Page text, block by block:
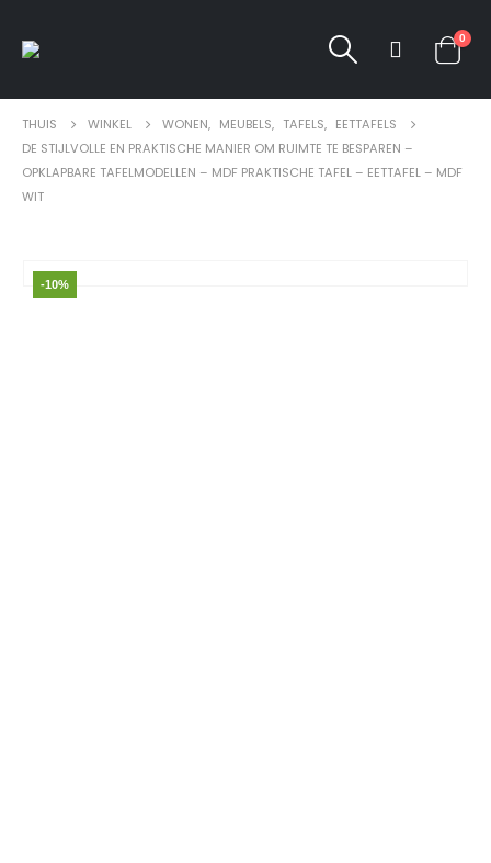
0
THUIS WINKEL WONEN, MEUBELS, TAFELS, EETTAFELS
DE STIJLVOLLE EN PRAKTISCHE MANIER OM RUIMTE TE BESPAREN –
OPKLAPBARE TAFELMODELLEN – MDF PRAKTISCHE TAFEL – EETTAFEL – MDF
WIT
-10%